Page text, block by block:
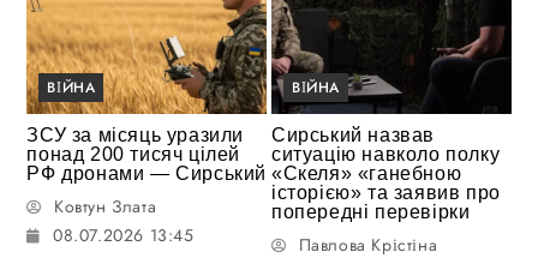
ВІЙНА
ЗСУ за місяць уразили
понад 200 тисяч цілей
РФ дронами — Сирський
Ковтун Злата
08.07.2026 13:45
ВІЙНА
Сирський назвав
ситуацію навколо полку
«Скеля» «ганебною
історією» та заявив про
попередні перевірки
Павлова Крістіна